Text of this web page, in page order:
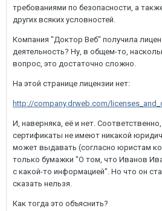
требованиями по безопасности, а
других всяких условностей.
Компания "Доктор Веб" получила
деятельность? Ну, в общем-то,
вопрос, это достаточно сложно.
На этой странице лицензии нет:
http://company.drweb.com/
И, наверняка, её и нет.
сертификаты не имеют никакой
может выдавать (согласно юристам
только бумажки "О том, что Иванов
с какой-то информацией". Но что он
сказать нельзя.
Как тогда это объяснить?